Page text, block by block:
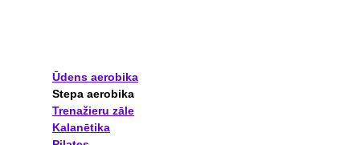
Ūdens aerobika
Stepa aerobika
Trenažieru zāle
Kalanētika